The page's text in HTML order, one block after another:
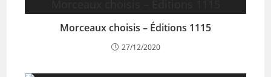
Morceaux choisis – Éditions 1115
27/12/2020